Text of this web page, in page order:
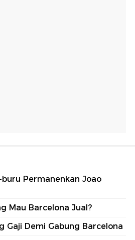
Permanenkan Joao
Mau Barcelona Jual?
Gaji Demi Gabung Barcelona